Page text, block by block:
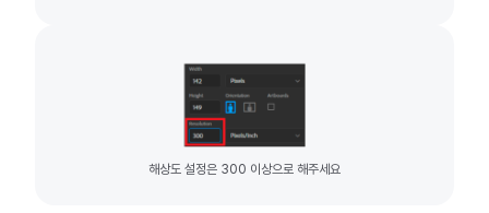
해상도 설정은 300 이상으로 해주세요